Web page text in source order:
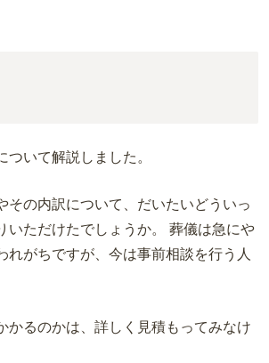
ついて解説しました。
その内訳について、だいたいどういっ
いただけたでしょうか。 葬儀は急にや
れがちですが、今は事前相談を行う人
かるのかは、詳しく見積もってみなけ